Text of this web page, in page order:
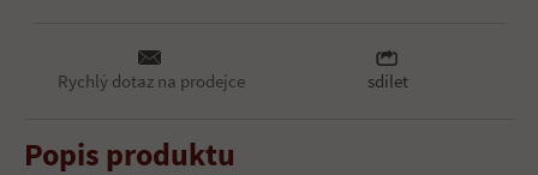
Rychlý dotaz na prodejce sdílet
Popis produktu